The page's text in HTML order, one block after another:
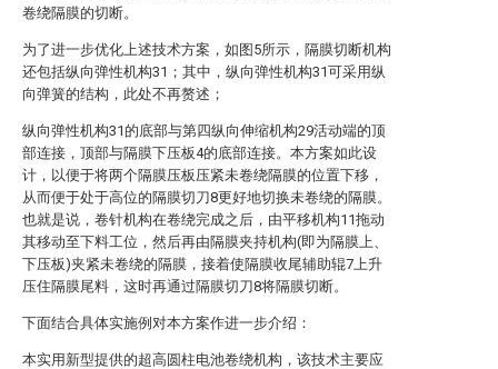
卷绕隔膜的切断。
为了进一步优化上述技术方案，如图5所示，隔膜切断机构
还包括纵向弹性机构31；其中，纵向弹性机构31可采用纵
向弹簧的结构，此处不再赘述；
纵向弹性机构31的底部与第四纵向伸缩机构29活动端的顶
部连接，顶部与隔膜下压板4的底部连接。本方案如此设
计，以便于将两个隔膜压板压紧未卷绕隔膜的位置下移，
从而便于处于高位的隔膜切刀8更好地切换未卷绕的隔膜。
也就是说，卷针机构在卷绕完成之后，由平移机构11拖动
其移动至下料工位，然后再由隔膜夹持机构(即为隔膜上、
下压板)夹紧未卷绕的隔膜，接着使隔膜收尾辅助辊7上升
压住隔膜尾料，这时再通过隔膜切刀8将隔膜切断。
下面结合具体实施例对本方案作进一步介绍：
本实用新型提供的超高圆柱电池卷绕机构，该技术主要应